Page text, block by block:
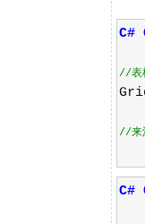
C#
//表
//来
C#